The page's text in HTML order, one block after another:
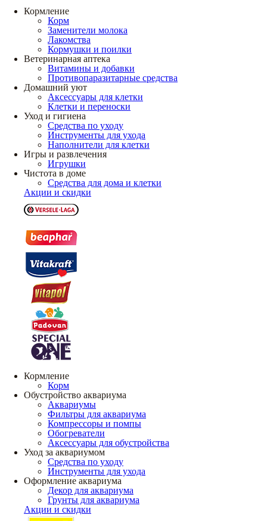
Кормление
Корм
Заменители молока
Лакомства
Кормушки и поилки
Ветеринарная аптека
Витамины и добавки
Противопаразитарные средства
Домашний уют
Аксессуары для клетки
Клетки и переноски
Уход и гигиена
Средства по уходу
Инструменты для ухода
Наполнители для клетки
Игры и развлечения
Игрушки
Чистота в доме
Средства для дома и клетки
Акции и скидки
Кормление
Корм
Обустройство аквариума
Аквариумы
Фильтры для аквариума
Компрессоры и помпы
Обогреватели
Аксессуары для обустройства
Уход за аквариумом
Средства по уходу
Инструменты для ухода
Оформление аквариума
Декор для аквариума
Грунты для аквариума
Акции и скидки